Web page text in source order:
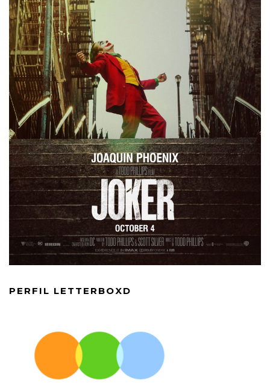
PERFIL LETTERBOXD